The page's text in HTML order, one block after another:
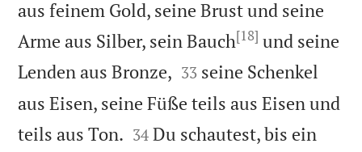
aus feinem Gold, seine Brust und seine
Arme aus Silber, sein Bauch[18] und seine
Lenden aus Bronze, 

33 seine Schenkel
aus Eisen, seine Füße teils aus Eisen und
teils aus Ton. 

34 Du schautest, bis ein